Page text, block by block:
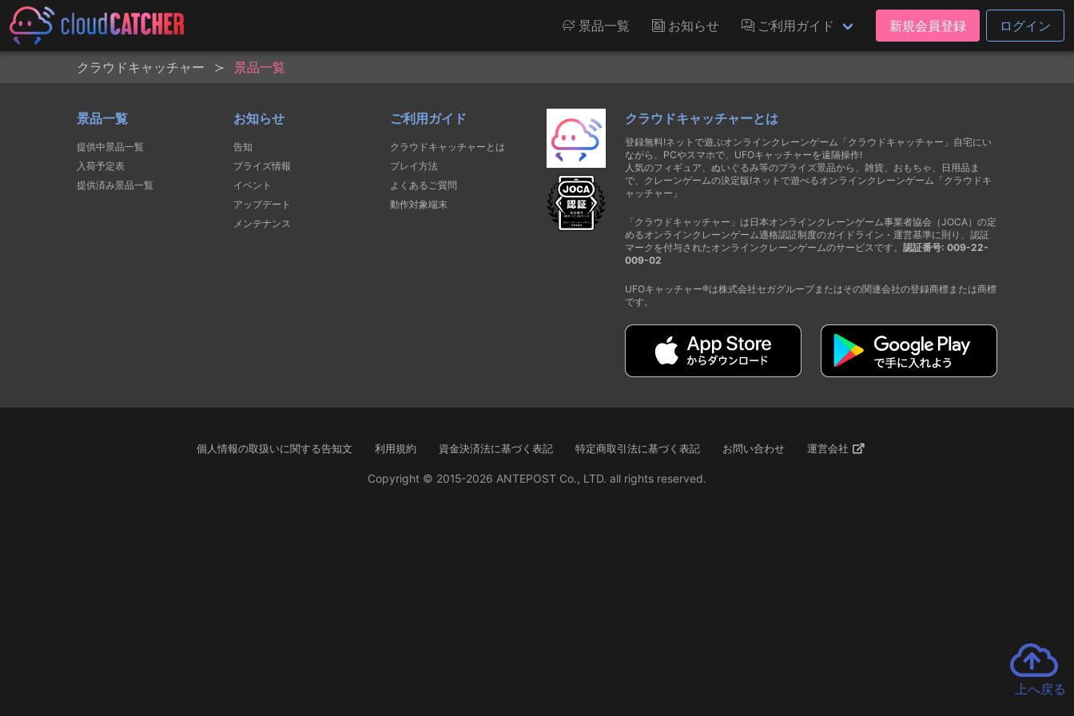
景品一覧 お知らせ ご利用ガイド 新規会員登録 ログイン
クラウドキャッチャー 景品一覧
景品一覧
提供中景品一覧
入荷予定表
提供済み景品一覧
お知らせ
告知
プライズ情報
イベント
アップデート
メンテナンス
ご利用ガイド
クラウドキャッチャーとは
プレイ方法
よくあるご質問
動作対象端末
クラウドキャッチャーとは
登録無料!ネットで遊ぶオンラインクレーンゲーム「クラウドキャッチャー」自宅にい
ながら、PCやスマホで、UFOキャッチャーを遠隔操作!
人気のフィギュア、ぬいぐるみ等のプライズ景品から、雑貨、おもちゃ、日用品ま
で、クレーンゲームの決定版!ネットで遊べるオンラインクレーンゲーム「クラウドキ
ャッチャー」
「クラウドキャッチャー」は日本オンラインクレーンゲーム事業者協会（JOCA）の定
めるオンラインクレーンゲーム適格認証制度のガイドライン・運営基準に則り、認証
マークを付与されたオンラインクレーンゲームのサービスです。 認証番号: 009-22-
009-02
UFOキャッチャー®は株式会社セガグループまたはその関連会社の登録商標または商標
です。
上へ戻る
個人情報の取扱いに関する告知文 利用規約 資金決済法に基づく表記 特定商取引法に基づく表記 お問い合わせ 運営会社
Copyright © 2015-2026 ANTEPOST Co., LTD. all rights reserved.